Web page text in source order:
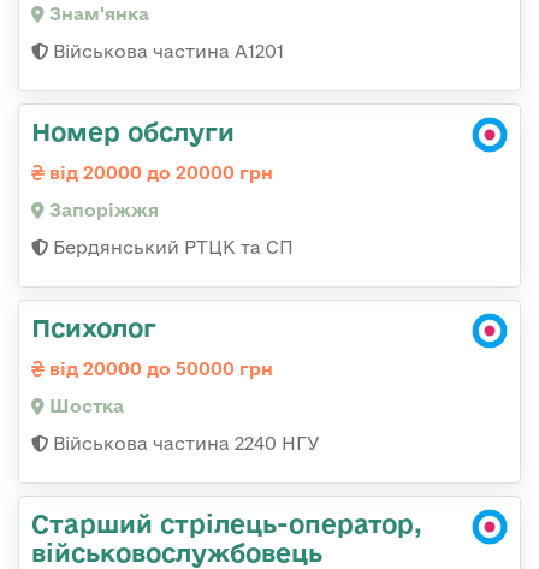
Знам'янка
Військова частина А1201
Номер обслуги
від 20000 до 20000 грн
Запоріжжя
Бердянський РТЦК та СП
Психолог
від 20000 до 50000 грн
Шостка
Військова частина 2240 НГУ
Старший стрілець-оператор,
військовослужбовець